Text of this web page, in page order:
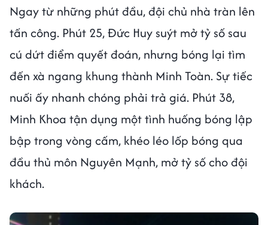
Ngay từ những phút đầu, đội chủ nhà tràn lên
tấn công. Phút 25, Đức Huy suýt mở tỷ số sau
cú dứt điểm quyết đoán, nhưng bóng lại tìm
đến xà ngang khung thành Minh Toàn. Sự tiếc
nuối ấy nhanh chóng phải trả giá. Phút 38,
Minh Khoa tận dụng một tình huống bóng lập
bập trong vòng cấm, khéo léo lốp bóng qua
đầu thủ môn Nguyên Mạnh, mở tỷ số cho đội
khách.